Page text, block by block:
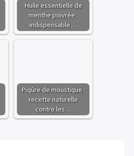
Huile essentielle de
menthe poivrée :
indispensable…
Piqûre de moustique :
recette naturelle
contre les…